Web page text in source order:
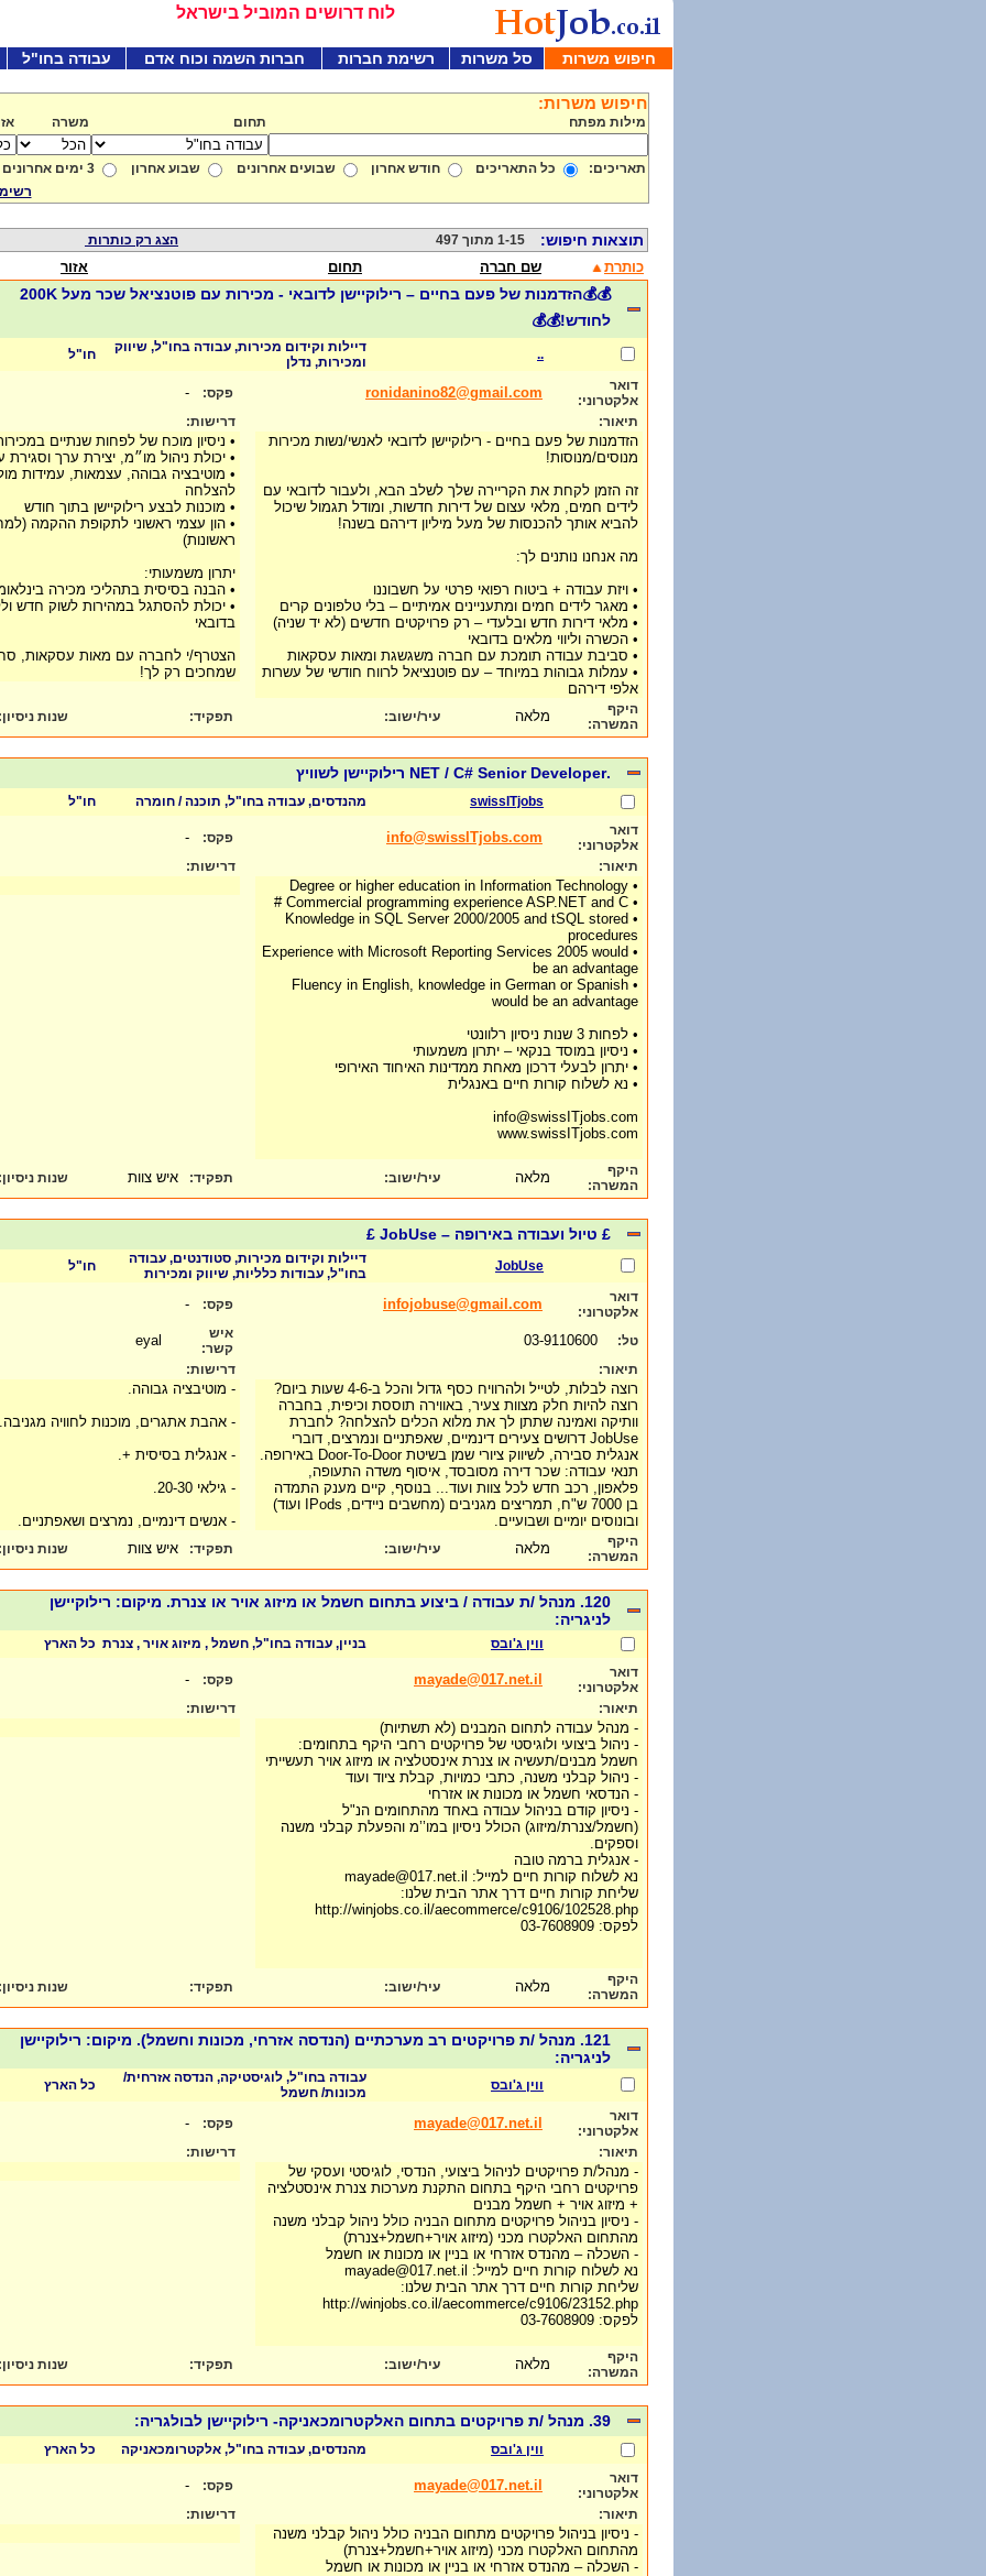
לוח דרושים המוביל בישראל
חיפוש משרות סל משרות רשימת חברות חברות השמה וכוח אדם עבודה בחו"ל
חיפוש משרות:
מילות מפתח תחום משרה
תאריכים: כל התאריכים חודש אחרון שבועים אחרונים שבוע אחרון 3 ימים אחרונים
תוצאות חיפוש: 1-15 מתוך 497 הצג רק כותרות
כותרת שם חברה תחום אזור
💰💰הזדמנות של פעם בחיים – רילוקיישן לדובאי - מכירות עם פוטנציאל שכר מעל 200K
לחודש!💰💰
..
דיילות וקידום מכירות, עבודה בחו"ל, שיווק
ומכירות, נדלן
חו"ל
דואר
אלקטרוני:
ronidanino82@gmail.com פקס: -
תיאור:
הזדמנות של פעם בחיים - רילוקיישן לדובאי לאנשי/נשות מכירות
מנוסים/מנוסות!
זה הזמן לקחת את הקריירה שלך לשלב הבא, ולעבור לדובאי עם
לידים חמים, מלאי עצום של דירות חדשות, ומודל תגמול שיכול
להביא אותך להכנסות של מעל מיליון דירהם בשנה!
מה אנחנו נותנים לך:
• ויזת עבודה + ביטוח רפואי פרטי על חשבוננו
• מאגר לידים חמים ומתעניינים אמיתיים – בלי טלפונים קרים
• מלאי דירות חדש ובלעדי – רק פרויקטים חדשים (לא יד שניה)
• הכשרה וליווי מלאים בדובאי
• סביבת עבודה תומכת עם חברה משגשגת ומאות עסקאות
• עמלות גבוהות במיוחד – עם פוטנציאל לרווח חודשי של עשרות
אלפי דירהם
דרישות:
• ניסיון מוכח של לפחות שנתיים
• יכולת ניהול מו״מ, יצירת ערך
• מוטיבציה גבוהה, עצמאות, עמידות
להצלחה
• מוכנות לבצע רילוקיישן בתוך חודש
• הון עצמי ראשוני לתקופת ההקמה
ראשונות)
יתרון משמעותי:
• הבנה בסיסית בתהליכי מכירה
• יכולת להסתגל במהירות לשוק חדש
בדובאי
הצטרף/י לחברה עם מאות עסקאות,
שמחכים רק לך!
היקף
המשרה:
מלאה עיר/ישוב: תפקיד: שנות ניסיון:
.NET / C# Senior Developer רילוקיישן לשוויץ
swissITjobs מהנדסים, עבודה בחו"ל, תוכנה / חומרה חו"ל
דואר
אלקטרוני:
info@swissITjobs.com פקס: -
תיאור:
• Degree or higher education in Information Technology
• Commercial programming experience ASP.NET and C #
• Knowledge in SQL Server 2000/2005 and tSQL stored
procedures
• Experience with Microsoft Reporting Services 2005 would
be an advantage
• Fluency in English, knowledge in German or Spanish
would be an advantage
• לפחות 3 שנות ניסיון רלוונטי
• ניסיון במוסד בנקאי – יתרון משמעותי
• יתרון לבעלי דרכון מאחת ממדינות האיחוד האירופי
• נא לשלוח קורות חיים באנגלית
info@swissITjobs.com
www.swissITjobs.com
דרישות:
היקף
המשרה:
מלאה עיר/ישוב: תפקיד: איש צוות שנות ניסיון:
£ טיול ועבודה באירופה – JobUse £
JobUse
דיילות וקידום מכירות, סטודנטים, עבודה
בחו"ל, עבודות כלליות, שיווק ומכירות
חו"ל
דואר
אלקטרוני:
infojobuse@gmail.com פקס: -
טל:
איש
קשר:
תיאור:
רוצה לבלות, לטייל ולהרוויח כסף גדול והכל ב-4-6 שעות ביום?
רוצה להיות חלק מצוות צעיר, באווירה תוססת וכיפית, בחברה
וותיקה ואמינה שתתן לך את מלוא הכלים להצלחה? לחברת
JobUse דרושים צעירים דינמיים, שאפתניים ונמרצים, דוברי
אנגלית סבירה, לשיווק ציורי שמן בשיטת Door-To-Door באירופה.
תנאי עבודה: שכר דירה מסובסד, איסוף משדה התעופה,
פלאפון, רכב חדש לכל צוות ועוד... בנוסף, קיים מענק התמדה
בן 7000 ש"ח, תמריצים מגניבים (מחשבים ניידים, IPods ועוד)
ובונוסים יומיים ושבועיים.
דרישות:
- מוטיבציה גבוהה.
- אהבת אתגרים, מוכנות לחוויה מגניבה.
- אנגלית בסיסית +.
- גילאי 20-30.
- אנשים דינמיים, נמרצים ושאפתניים.
היקף
המשרה:
מלאה עיר/ישוב: תפקיד: איש צוות שנות ניסיון:
120. מנהל /ת עבודה / ביצוע בתחום חשמל או מיזוג אויר או צנרת. מיקום: רילוקיישן
לניגריה:
ווין ג'ובס בניין, עבודה בחו"ל, חשמל , מיזוג אויר , צנרת כל הארץ
דואר
אלקטרוני:
mayade@017.net.il פקס: -
תיאור:
- מנהל עבודה לתחום המבנים (לא תשתיות)
- ניהול ביצועי ולוגיסטי של פרויקטים רחבי היקף בתחומים:
חשמל מבנים/תעשיה או צנרת אינסטלציה או מיזוג אויר תעשייתי
- ניהול קבלני משנה, כתבי כמויות, קבלת ציוד ועוד
- הנדסאי חשמל או מכונות או אזרחי
- ניסיון קודם בניהול עבודה באחד מהתחומים הנ"ל
(חשמל/צנרת/מיזוג) הכולל ניסיון במו’’מ והפעלת קבלני משנה
וספקים.
- אנגלית ברמה טובה
נא לשלוח קורות חיים למייל: mayade@017.net.il
שליחת קורות חיים דרך אתר הבית שלנו:
http://winjobs.co.il/aecommerce/c9106/102528.php
לפקס: 03-7608909
דרישות:
היקף
המשרה:
מלאה עיר/ישוב: תפקיד: שנות ניסיון:
121. מנהל /ת פרויקטים רב מערכתיים (הנדסה אזרחי, מכונות וחשמל). מיקום: רילוקיישן
לניגריה:
ווין ג'ובס
עבודה בחו"ל, לוגיסטיקה, הנדסה אזרחית/
מכונות/ חשמל
כל הארץ
דואר
אלקטרוני:
mayade@017.net.il פקס: -
תיאור:
- מנהל/ת פרויקטים לניהול ביצועי, הנדסי, לוגיסטי ועסקי של
פרויקטים רחבי היקף בתחום התקנת מערכות צנרת אינסטלציה
+ מיזוג אויר + חשמל מבנים
- ניסיון בניהול פרויקטים מתחום הבניה כולל ניהול קבלני משנה
מהתחום האלקטרו מכני (מיזוג אויר+חשמל+צנרת)
- השכלה – מהנדס אזרחי או בניין או מכונות או חשמל
נא לשלוח קורות חיים למייל: mayade@017.net.il
שליחת קורות חיים דרך אתר הבית שלנו:
http://winjobs.co.il/aecommerce/c9106/23152.php
לפקס: 03-7608909
דרישות:
היקף
המשרה:
מלאה עיר/ישוב: תפקיד: שנות ניסיון:
39. מנהל /ת פרויקטים בתחום האלקטרומכאניקה- רילוקיישן לבולגריה:
ווין ג'ובס מהנדסים, עבודה בחו"ל, אלקטרומכאניקה כל הארץ
דואר
אלקטרוני:
mayade@017.net.il פקס: -
תיאור:
- ניסיון בניהול פרויקטים מתחום הבניה כולל ניהול קבלני משנה
מהתחום האלקטרו מכני (מיזוג אויר+חשמל+צנרת)
- השכלה – מהנדס אזרחי או בניין או מכונות או חשמל
דרישות: